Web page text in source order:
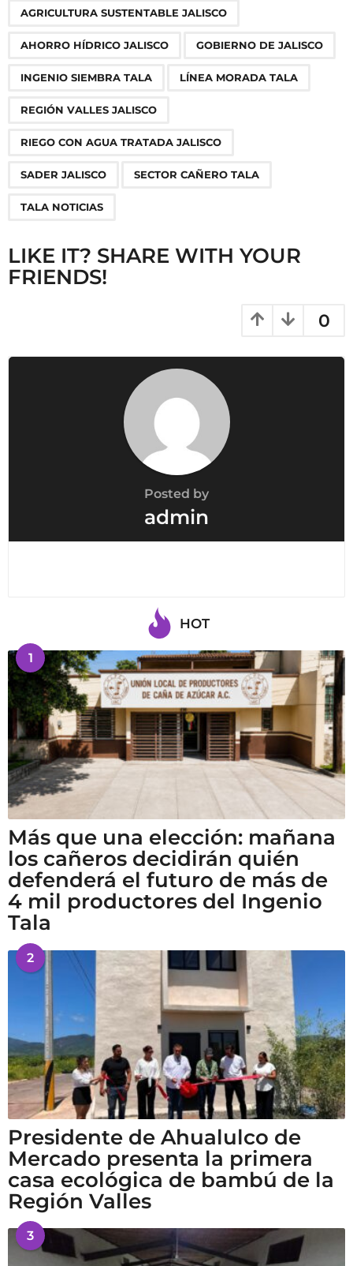
g
AGRICULTURA SUSTENTABLE JALISCO
AHORRO HÍDRICO JALISCO GOBIERNO DE JALISCO
INGENIO SIEMBRA TALA LÍNEA MORADA TALA
REGIÓN VALLES JALISCO
RIEGO CON AGUA TRATADA JALISCO
SADER JALISCO SECTOR CAÑERO TALA
TALA NOTICIAS
LIKE IT? SHARE WITH YOUR
FRIENDS!
0
Posted by
admin
HOT
1
Más que una elección: mañana
los cañeros decidirán quién
defenderá el futuro de más de
4 mil productores del Ingenio
Tala
2
Presidente de Ahualulco de
Mercado presenta la primera
casa ecológica de bambú de la
Región Valles
3